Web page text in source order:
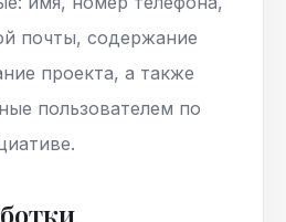
почты, содержание
проекта, а также
пользователем по